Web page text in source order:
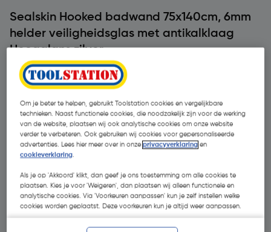
Sealskin Hooked badwand 75x140cm, 6mm
helder veiligheidsglas met antikalklaag
Hoogglans zilver
MerkSealskin Productcode: 85793
Om je beter te helpen, gebruikt Toolstation cookies en vergelijkbare
technieken. Naast functionele cookies, die noodzakelijk zijn voor de werking
van de website, plaatsen wij ook analytische cookies om onze website
verder te verbeteren. Ook gebruiken wij cookies voor gepersonaliseerde
advertenties. Lees hier meer over in onzeprivacyverklaring en
cookieverklaring.
Als je op 'Akkoord' klikt, dan geef je ons toestemming om alle cookies te
plaatsen. Kies je voor 'Weigeren', dan plaatsen wij alleen functionele en
analytische cookies. Via 'Voorkeuren aanpassen' kun je zelf instellen welke
cookies worden geplaatst. Deze voorkeuren kun je altijd weer aanpassen.